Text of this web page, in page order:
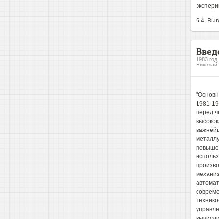
5.4.
1983
Николай
"Основными направлениями экономического и социального развития СССР на 1981-1985 годы и на период до 1990 года", утвержденными ХХУ1 съездом КПСС, перед черной и цветной металлургией поставлена задача увеличения выпуска высококачественного листового проката. Обеспечение дальнейшего развития важнейших отраслей народного хозяйства, в том числе черной и цветной металлургии, предусмотрено на основе интенсификации производства, повышения его эффективности, ускорения научно-технического прогресса и использования достижений науки и техники. Одним из путей интенсификации производства и повышения его эффективности является комплексная механизация и автоматизация производственных процессов, создание автоматизированных цехов и заводов. Так как без систем автсяяатизации современные высокопроизводительные станы не могут обеспечить требуемые технико-экономические показатели работы, создание автоматизированных систем управления технологическими процессами (АСУ Ш с